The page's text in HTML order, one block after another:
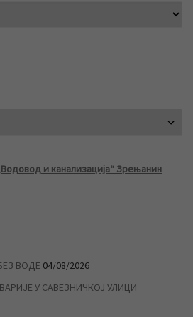
и канализација“ Зрењанин
ВОДЕ 04/08/2026
У САВЕЗНИЧКОЈ УЛИЦИ